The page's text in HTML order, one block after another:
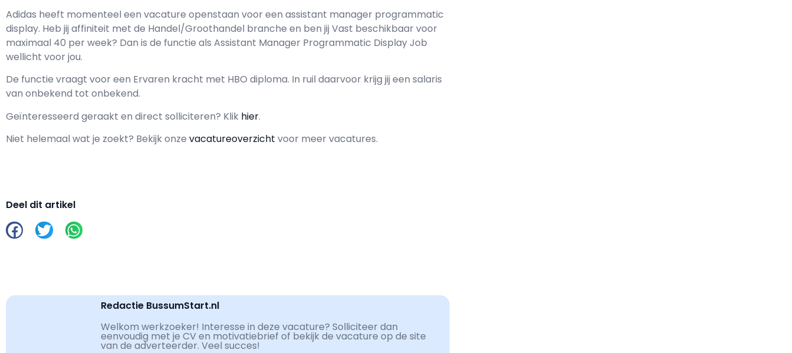
Adidas heeft momenteel een vacature openstaan voor een assistant manager programmatic
display. Heb jij affiniteit met de Handel/Groothandel branche en ben jij Vast beschikbaar voor
maximaal 40 per week? Dan is de functie als Assistant Manager Programmatic Display Job
wellicht voor jou.
De functie vraagt voor een Ervaren kracht met HBO diploma. In ruil daarvoor krijg jij een salaris
van onbekend tot onbekend.
Geïnteresseerd geraakt en direct solliciteren? Klik hier.
Niet helemaal wat je zoekt? Bekijk onze vacatureoverzicht voor meer vacatures.
Deel dit artikel
Redactie BussumStart.nl
Welkom werkzoeker! Interesse in deze vacature? Solliciteer dan
eenvoudig met je CV en motivatiebrief of bekijk de vacature op de site
van de adverteerder. Veel succes!